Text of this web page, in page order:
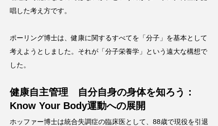
唱した考え方です。
ポーリング博士は、健康に関するすべてを「分子」を基本として
考えようとしました。それが「分子栄養学」という遠大な構想で
した。
健康自主管理 自分自身の身体を知ろう：
Know Your Body運動への展開
ホッファー博士は統合失調症の臨床医として、88歳で現役を引退